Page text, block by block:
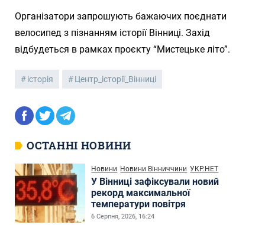
Організатори запрошують бажаючих поєднати
велосипед з пізнанням історії Вінниці. Захід
відбудеться в рамках проєкту “Мистецьке літо”.
історія Центр_історії_Вінниці
ОСТАННІ НОВИНИ
Новини Новини Вінниччини УКР.НЕТ
У Вінниці зафіксували новий
рекорд максимальної
температури повітря
6 Серпня, 2026, 16:24